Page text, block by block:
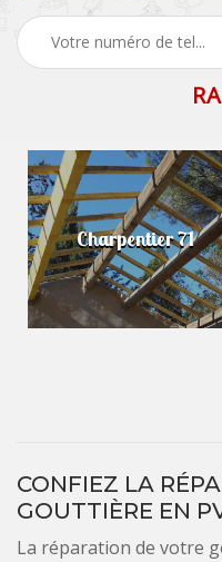
Charpentier 71
CONFIEZ LA
GOUTTIÈRE EN
La réparation de votre